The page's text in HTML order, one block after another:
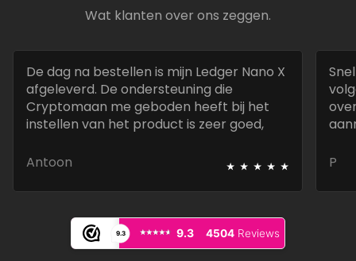
Wat klanten over ons zeggen.
De dag na bestellen is mijn Ledger Nano X
afgeleverd. De ondersteuning die
Cryptomaan me geboden heeft bij het
instellen van het product is zeer goed,
Antoon
⭑ ⭑ ⭑ ⭑ ⭑
P
9.3 ⭑⭑⭑⭑⭑
⭑⭑⭑⭑⭑ 9.3 4504Reviews